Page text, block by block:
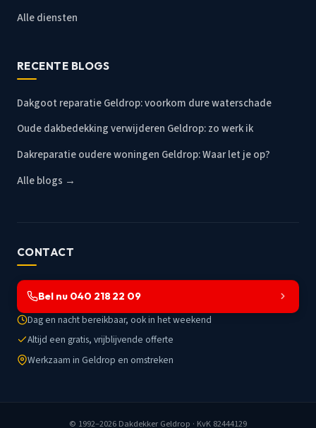
Alle diensten
RECENTE BLOGS
Dakgoot reparatie Geldrop: voorkom dure waterschade
Oude dakbedekking verwijderen Geldrop: zo werk ik
Dakreparatie oudere woningen Geldrop: Waar let je op?
Alle blogs →
CONTACT
Bel nu 040 218 22 09
Dag en nacht bereikbaar, ook in het weekend
Altijd een gratis, vrijblijvende offerte
Werkzaam in Geldrop en omstreken
© 1992–2026 Dakdekker Geldrop · KvK 82444129